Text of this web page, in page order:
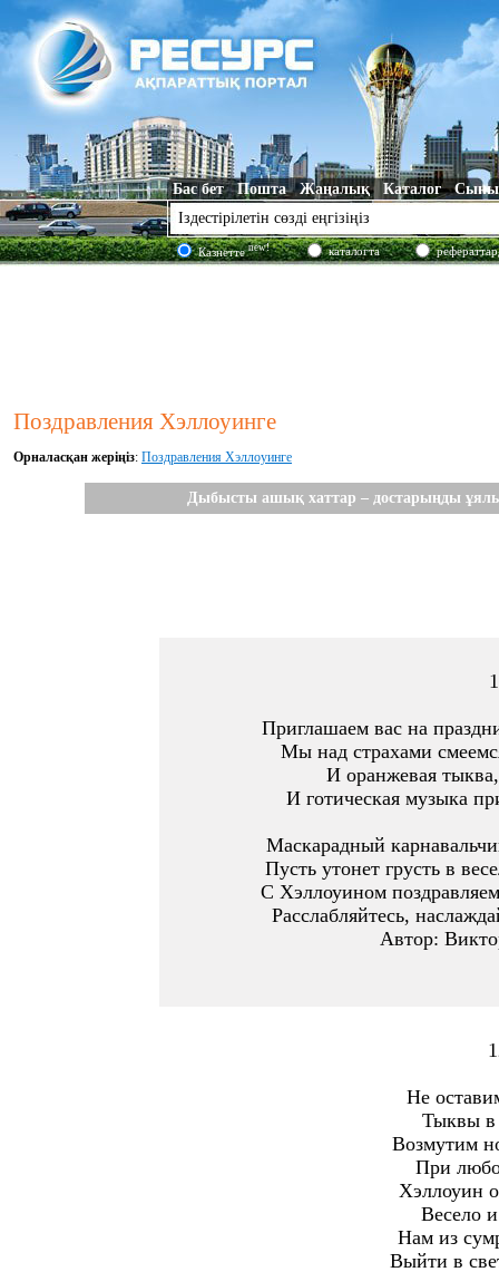
Бас бет Пошта Жаңалық Каталог
Казнеттеnew! каталогта
Поздравления Хэллоуинге
Орналасқан жеріңіз: Поздравления Хэллоуинге
Дыбысты ашық хаттар – достарыңды
Приглашаем вас на
Мы над страхами
И оранжевая
И готическая музыка
Маскарадный
Пусть утонет грусть в
С Хэллоуином
Расслабляйтесь,
Автор:
Не
Тыквы в
Возмутим
При
Хэллоуин
Весело
Нам из
Выйти в